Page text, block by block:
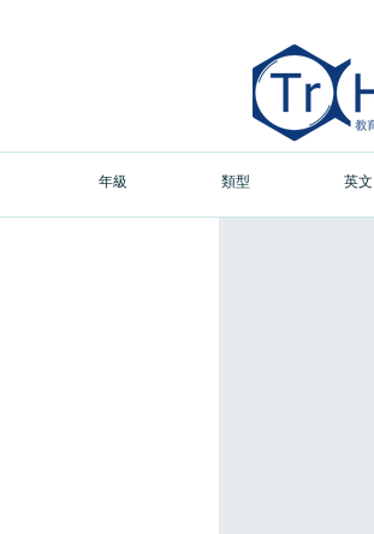
年級 類型 英文